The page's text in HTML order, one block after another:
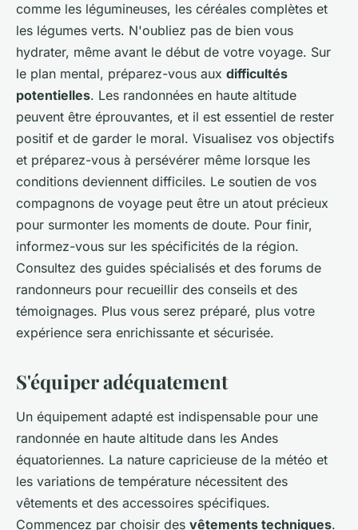
comme les légumineuses, les céréales complètes et
les légumes verts. N'oubliez pas de bien vous
hydrater, même avant le début de votre voyage. Sur
le plan mental, préparez-vous aux difficultés
potentielles. Les randonnées en haute altitude
peuvent être éprouvantes, et il est essentiel de rester
positif et de garder le moral. Visualisez vos objectifs
et préparez-vous à persévérer même lorsque les
conditions deviennent difficiles. Le soutien de vos
compagnons de voyage peut être un atout précieux
pour surmonter les moments de doute. Pour finir,
informez-vous sur les spécificités de la région.
Consultez des guides spécialisés et des forums de
randonneurs pour recueillir des conseils et des
témoignages. Plus vous serez préparé, plus votre
expérience sera enrichissante et sécurisée.
S'équiper adéquatement
Un équipement adapté est indispensable pour une
randonnée en haute altitude dans les Andes
équatoriennes. La nature capricieuse de la météo et
les variations de température nécessitent des
vêtements et des accessoires spécifiques.
Commencez par choisir des vêtements techniques.